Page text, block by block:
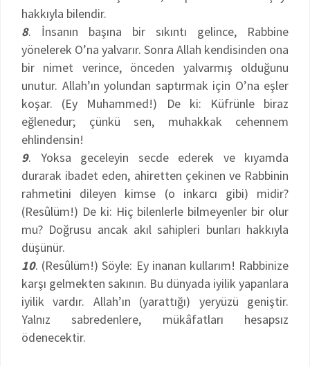
hakkıyla bilendir.
8. İnsanın başına bir sıkıntı gelince, Rabbine
yönelerek O’na yalvarır. Sonra Allah kendisinden ona
bir nimet verince, önceden yalvarmış olduğunu
unutur. Allah’ın yolundan saptırmak için O’na eşler
koşar. (Ey Muhammed!) De ki: Küfrünle biraz
eğlenedur; çünkü sen, muhakkak cehennem
ehlindensin!
9. Yoksa geceleyin secde ederek ve kıyamda
durarak ibadet eden, ahiretten çekinen ve Rabbinin
rahmetini dileyen kimse (o inkarcı gibi) midir?
(Resûlüm!) De ki: Hiç bilenlerle bilmeyenler bir olur
mu? Doğrusu ancak akıl sahipleri bunları hakkıyla
düşünür.
10. (Resûlüm!) Söyle: Ey inanan kullarım! Rabbinize
karşı gelmekten sakının. Bu dünyada iyilik yapanlara
iyilik vardır. Allah’ın (yarattığı) yeryüzü geniştir.
Yalnız sabredenlere, mükâfatları hesapsız
ödenecektir.